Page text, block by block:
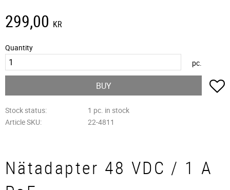
299,00 KR
Quantity
pc.
BUY
Stock status
1 pc. in stock
Article SKU
22-4811
Nätadapter 48 VDC / 1 A